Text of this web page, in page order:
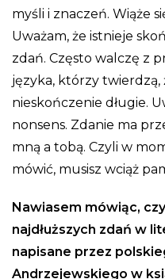
myśli i znaczeń. Wiąże
Uważam, że istnieje
zdań. Często walczę z
języka, którzy twierdzą,
nieskończenie długie.
nonsens. Zdanie ma
mną a tobą. Czyli w
mówić, musisz wciąż
Nawiasem mówiąc,
najdłuższych zdań w
napisane przez
Andrzejewskiego w